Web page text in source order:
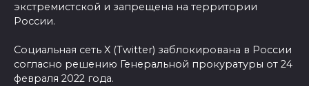
экстремистской и запрещена на территории
России.
Социальная сеть X (Twitter) заблокирована в России
согласно решению Генеральной прокуратуры от 24
февраля 2022 года.